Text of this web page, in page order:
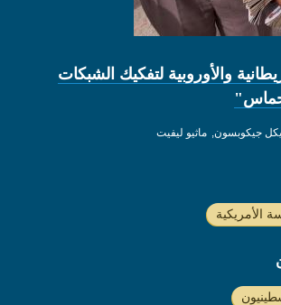
والأوروبية لتفكيك الشبكات
جيكوبسون ماثيو ليفيت
الأمريكية